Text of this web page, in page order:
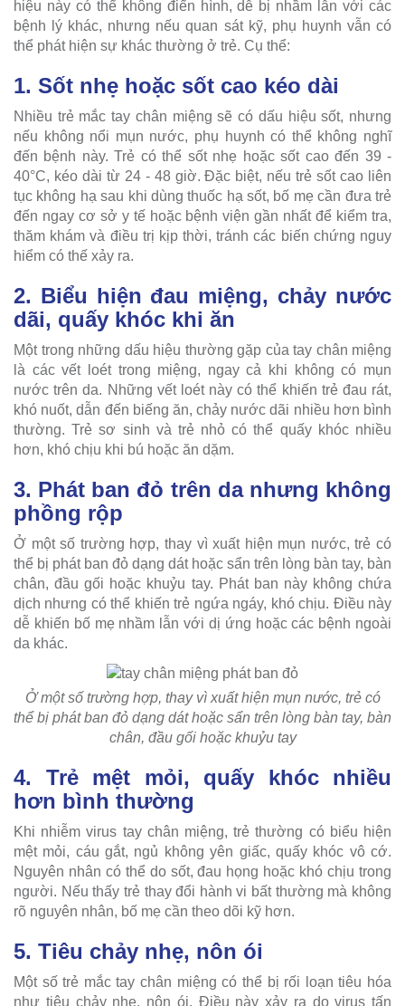
hiệu này có thể không điển hình, dễ bị nhầm lẫn với các
bệnh lý khác, nhưng nếu quan sát kỹ, phụ huynh vẫn có
thể phát hiện sự khác thường ở trẻ. Cụ thể:
1. Sốt nhẹ hoặc sốt cao kéo dài
Nhiều trẻ mắc tay chân miệng sẽ có dấu hiệu sốt, nhưng
nếu không nổi mụn nước, phụ huynh có thể không nghĩ
đến bệnh này. Trẻ có thể sốt nhẹ hoặc sốt cao đến 39 -
40°C, kéo dài từ 24 - 48 giờ. Đặc biệt, nếu trẻ sốt cao liên
tục không hạ sau khi dùng thuốc hạ sốt, bố mẹ cần đưa trẻ
đến ngay cơ sở y tế hoặc bệnh viện gần nhất để kiểm tra,
thăm khám và điều trị kịp thời, tránh các biến chứng nguy
hiểm có thế xảy ra.
2. Biểu hiện đau miệng, chảy nước
dãi, quấy khóc khi ăn
Một trong những dấu hiệu thường gặp của tay chân miệng
là các vết loét trong miệng, ngay cả khi không có mụn
nước trên da. Những vết loét này có thể khiến trẻ đau rát,
khó nuốt, dẫn đến biếng ăn, chảy nước dãi nhiều hơn bình
thường. Trẻ sơ sinh và trẻ nhỏ có thể quấy khóc nhiều
hơn, khó chịu khi bú hoặc ăn dặm.
3. Phát ban đỏ trên da nhưng không
phồng rộp
Ở một số trường hợp, thay vì xuất hiện mụn nước, trẻ có
thể bị phát ban đỏ dạng dát hoặc sẩn trên lòng bàn tay, bàn
chân, đầu gối hoặc khuỷu tay. Phát ban này không chứa
dịch nhưng có thể khiến trẻ ngứa ngáy, khó chịu. Điều này
dễ khiến bố mẹ nhầm lẫn với dị ứng hoặc các bệnh ngoài
da khác.
Ở một số trường hợp, thay vì xuất hiện mụn nước, trẻ có
thể bị phát ban đỏ dạng dát hoặc sẩn trên lòng bàn tay, bàn
chân, đầu gối hoặc khuỷu tay
4. Trẻ mệt mỏi, quấy khóc nhiều
hơn bình thường
Khi nhiễm virus tay chân miệng, trẻ thường có biểu hiện
mệt mỏi, cáu gắt, ngủ không yên giấc, quấy khóc vô cớ.
Nguyên nhân có thể do sốt, đau họng hoặc khó chịu trong
người. Nếu thấy trẻ thay đổi hành vi bất thường mà không
rõ nguyên nhân, bố mẹ cần theo dõi kỹ hơn.
5. Tiêu chảy nhẹ, nôn ói
Một số trẻ mắc tay chân miệng có thể bị rối loạn tiêu hóa
như tiêu chảy nhẹ, nôn ói. Điều này xảy ra do virus tấn